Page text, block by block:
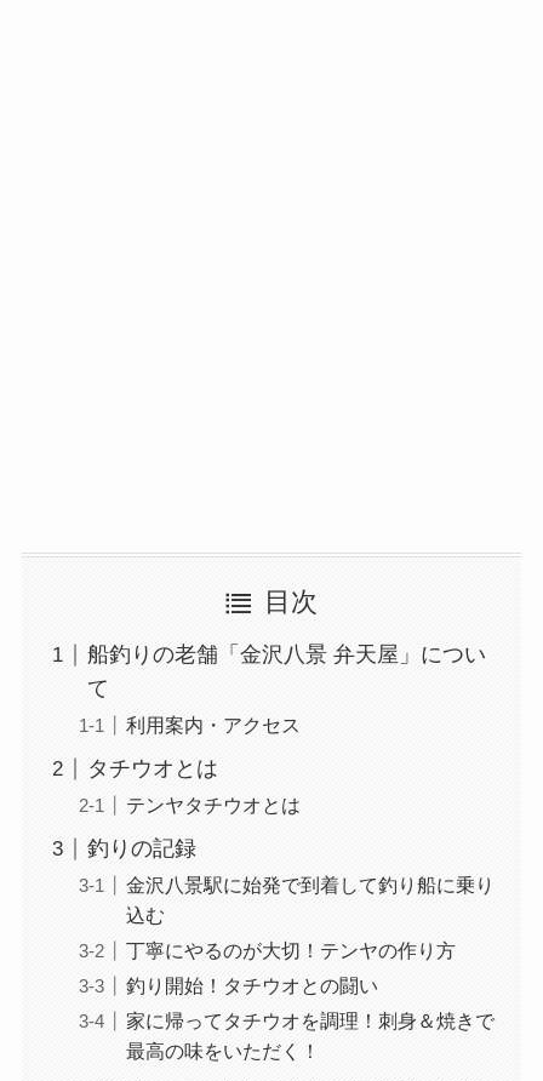
目次
船釣りの老舗「金沢八景 弁天屋」につい
て
利用案内・アクセス
タチウオとは
テンヤタチウオとは
釣りの記録
金沢八景駅に始発で到着して釣り船に乗り
込む
丁寧にやるのが大切！テンヤの作り方
釣り開始！タチウオとの闘い
家に帰ってタチウオを調理！刺身＆焼きで
最高の味をいただく！